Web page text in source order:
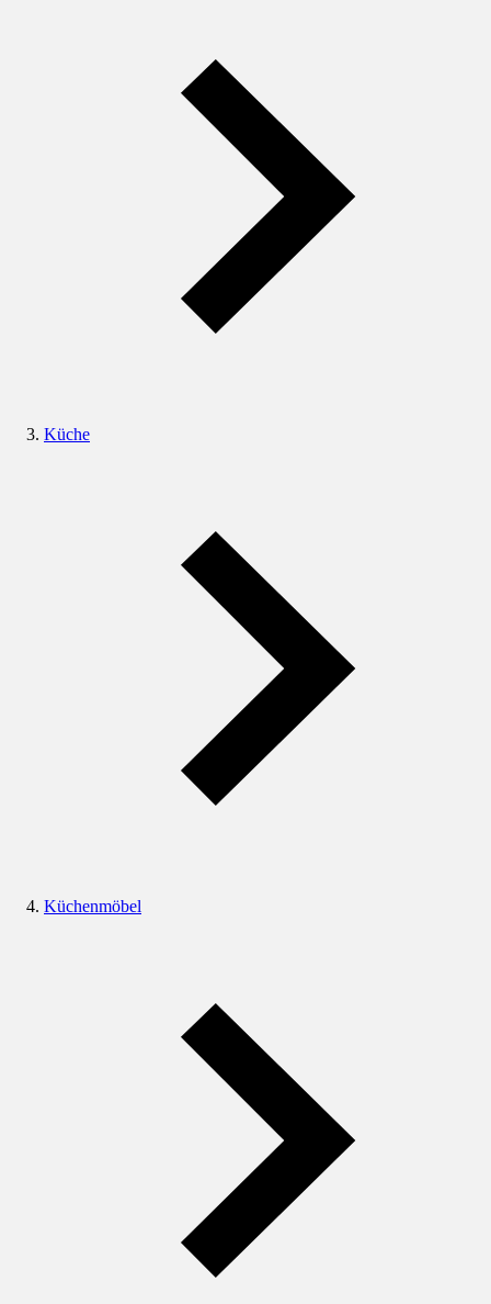
Küche
Küchenmöbel